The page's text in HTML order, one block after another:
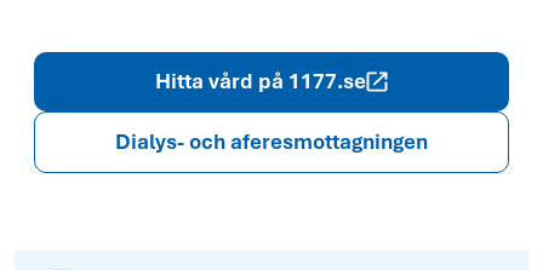
Hitta vård på 1177.se
Dialys- och aferes­mottagningen